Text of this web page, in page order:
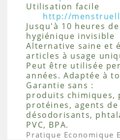
http://
Jusqu'à 10 heures
hygiénique invisible
Alternative saine et
articles à usage
Peut être utilisée
années. Adaptée à
Garantie sans :
produits chimiques,
protéines, agents
désodorisants,
PVC, BPA.
Pratique Economique